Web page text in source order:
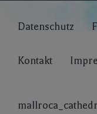
Datenschutz
Kontakt